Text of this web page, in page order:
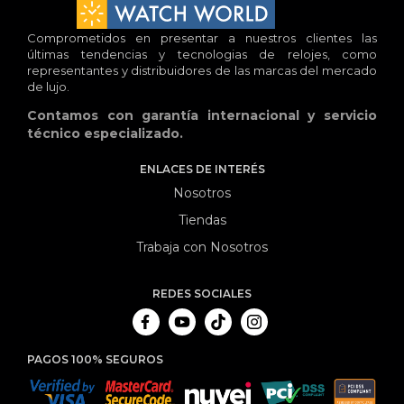
Comprometidos en presentar a nuestros clientes las
últimas tendencias y tecnologias de relojes, como
representantes y distribuidores de las marcas del mercado
de lujo.
Contamos con garantía internacional y servicio
técnico especializado.
ENLACES DE INTERÉS
Nosotros
Tiendas
Trabaja con Nosotros
REDES SOCIALES
PAGOS 100% SEGUROS